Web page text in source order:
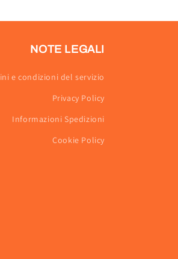
NOTE LEGALI
e condizioni del servizio
Privacy Policy
Informazioni Spedizioni
Cookie Policy